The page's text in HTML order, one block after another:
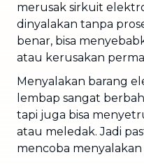
merusak sirkuit
dinyalakan tanpa
benar, bisa
atau kerusakan
Menyalakan barang
lembap sangat
tapi juga bisa
atau meledak. Jadi
mencoba